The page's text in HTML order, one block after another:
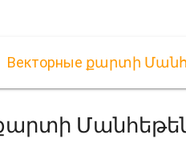
Векторные քարտի
քարտի